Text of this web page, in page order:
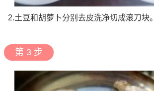
2.土豆和胡萝卜分别去皮洗净切成滚刀块。
第 3 步